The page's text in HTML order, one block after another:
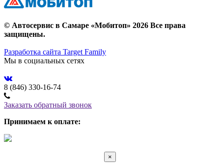
© Автосервис в Самаре «Мобитоп» 2026 Все права
защищены.
Разработка сайта Target Family
Мы в социальных сетях
8 (846) 330-16-74
Заказать обратный звонок
Принимаем к оплате:
×